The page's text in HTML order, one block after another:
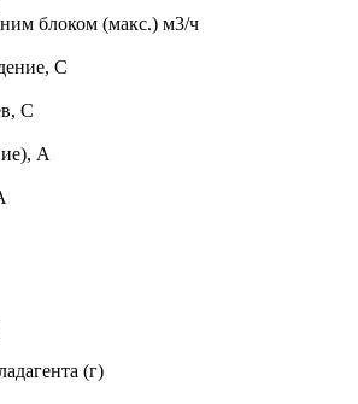
блоком (макс.) м3/ч
С
С
А
(г)